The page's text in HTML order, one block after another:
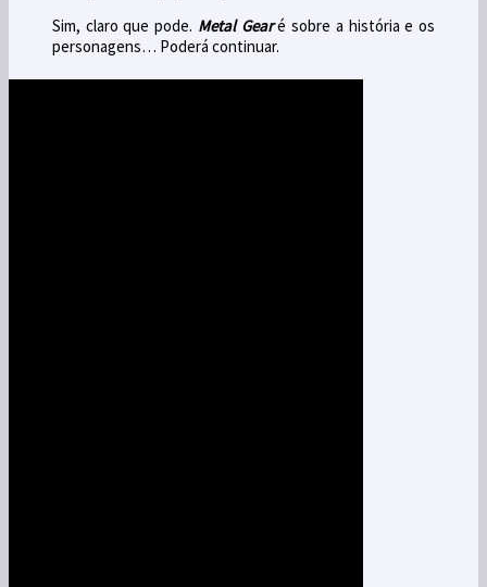
Sim, claro que pode. Metal Gearé sobre a história e os
personagens… Poderá continuar.